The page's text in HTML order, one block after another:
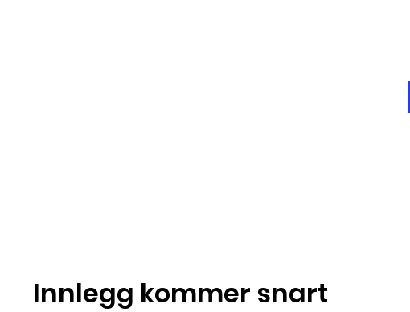
Innlegg kommer snart